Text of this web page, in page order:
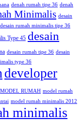
denah rumah tipe 36 denah
Minimalis desain
desain rumah minimalis tipe 36
Type 45 desain
desain rumah tipe 36 desain
type 36
developer
MODEL RUMAH model rumah
model rumah minimalis 2012
minimalis